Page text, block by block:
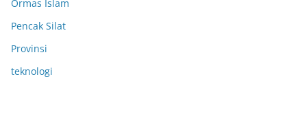
Ormas Islam
Pencak Silat
Provinsi
teknologi